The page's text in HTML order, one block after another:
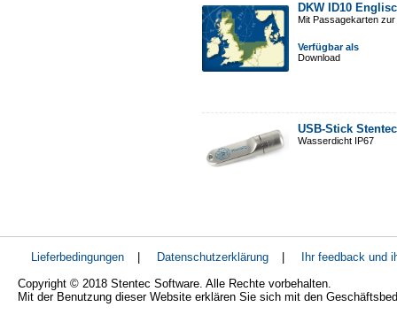
DKW ID10
Mit Passagekarten
Verfügbar als
Download
USB-Stick
Wasserdicht IP67
Lieferbedingungen Datenschutzerklärung
Ihr feedback und
Copyright © 2018 Stentec Software. Alle Rechte vorbehalten.
Mit der Benutzung dieser Website erklären Sie sich mit den